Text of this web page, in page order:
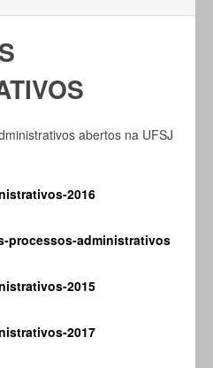
abertos na UFSJ
2016
processos-administrativos
2015
2017